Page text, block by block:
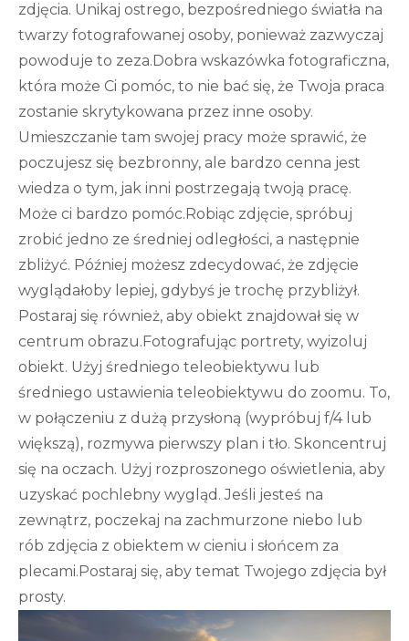
zdjęcia. Unikaj ostrego, bezpośredniego światła na
twarzy fotografowanej osoby, ponieważ zazwyczaj
powoduje to zeza.Dobra wskazówka fotograficzna,
która może Ci pomóc, to nie bać się, że Twoja praca
zostanie skrytykowana przez inne osoby.
Umieszczanie tam swojej pracy może sprawić, że
poczujesz się bezbronny, ale bardzo cenna jest
wiedza o tym, jak inni postrzegają twoją pracę.
Może ci bardzo pomóc.Robiąc zdjęcie, spróbuj
zrobić jedno ze średniej odległości, a następnie
zbliżyć. Później możesz zdecydować, że zdjęcie
wyglądałoby lepiej, gdybyś je trochę przybliżył.
Postaraj się również, aby obiekt znajdował się w
centrum obrazu.Fotografując portrety, wyizoluj
obiekt. Użyj średniego teleobiektywu lub
średniego ustawienia teleobiektywu do zoomu. To,
w połączeniu z dużą przysłoną (wypróbuj f/4 lub
większą), rozmywa pierwszy plan i tło. Skoncentruj
się na oczach. Użyj rozproszonego oświetlenia, aby
uzyskać pochlebny wygląd. Jeśli jesteś na
zewnątrz, poczekaj na zachmurzone niebo lub
rób zdjęcia z obiektem w cieniu i słońcem za
plecami.Postaraj się, aby temat Twojego zdjęcia był
prosty.